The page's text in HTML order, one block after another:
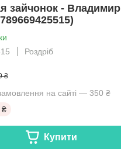
зайчонок - Владимир
Роздріб
₴
на сайті — 350 ₴
₴
Купити